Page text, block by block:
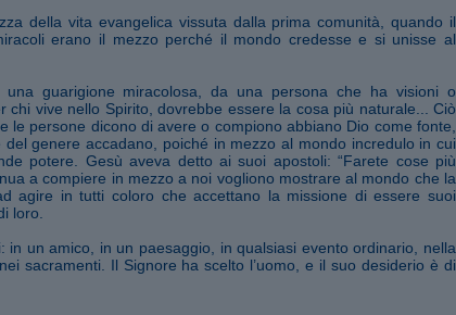
della vita evangelica vissuta dalla prima comunità, quando il
erano il mezzo perché il mondo credesse e si unisse al
guarigione miracolosa, da una persona che ha visioni o
vive nello Spirito, dovrebbe essere la cosa più naturale... Ciò
le persone dicono di avere o compiono abbiano Dio come fonte,
genere accadano, poiché in mezzo al mondo incredulo in cui
potere. Gesù aveva detto ai suoi apostoli: “Farete cose più
a compiere in mezzo a noi vogliono mostrare al mondo che la
agire in tutti coloro che accettano la missione di essere suoi
loro.
un amico, in un paesaggio, in qualsiasi evento ordinario, nella
sacramenti. Il Signore ha scelto l’uomo, e il suo desiderio è di